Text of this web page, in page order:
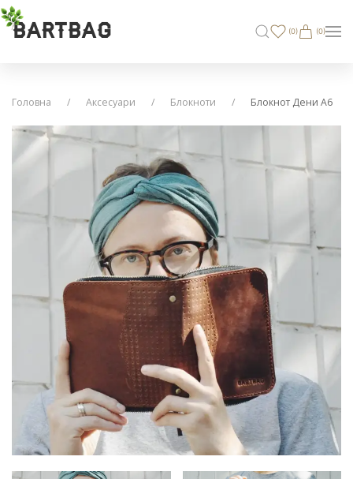
BARTBAG (0) (0)
Головна Аксесуари Блокноти Блокнот Дени А6